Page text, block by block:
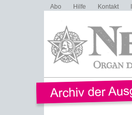
Abo Hilfe Kontakt